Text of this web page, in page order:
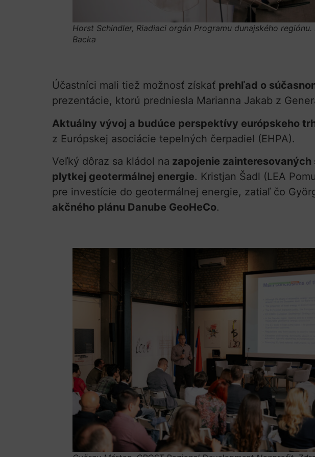
Horst Schindler, Riadiaci orgán Programu dunajského regiónu.
Backa
Účastníci mali tiež možnosť získať prehľad o
prezentácie, ktorú predniesla Marianna Jakab z
Aktuálny vývoj a budúce perspektívy európskeho
z Európskej asociácie tepelných čerpadiel (EHPA).
Veľký dôraz sa kládol na zapojenie
plytkej geotermálnej energie. Kristjan Šadl (LEA
pre investície do geotermálnej energie, zatiaľ čo
akčného plánu Danube GeoHeCo.